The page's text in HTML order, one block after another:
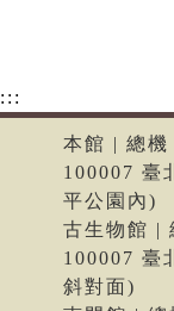
:::
本館 | 總機
100007 臺
平公園內)
古生物館 |
100007 臺
斜對面)